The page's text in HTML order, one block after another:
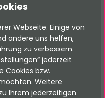
Webseite. Einige von
andere uns helfen,
zu verbessern.
jederzeit
Cookies bzw.
Weitere
Ihrem jederzeitigen